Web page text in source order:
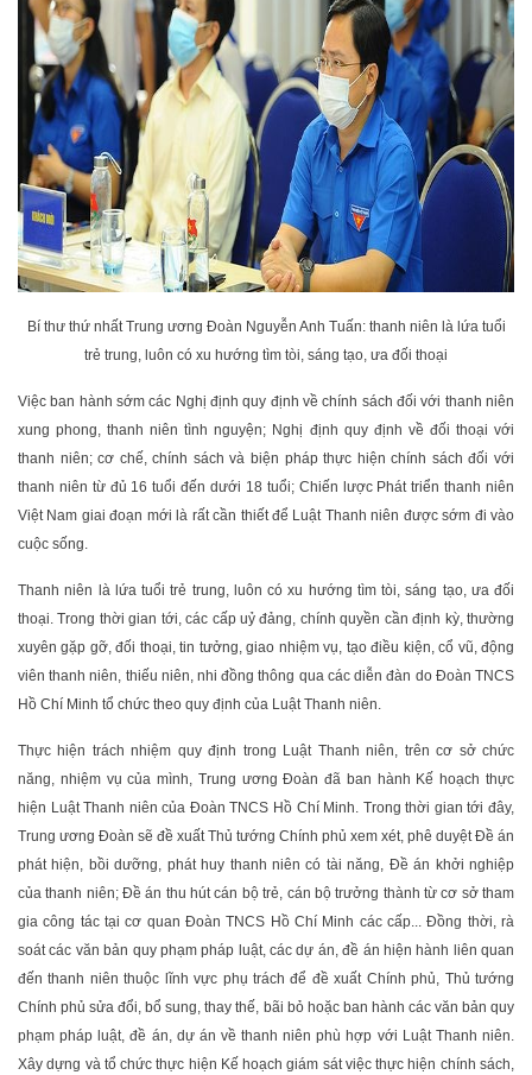
Bí thư thứ nhất Trung ương Đoàn Nguyễn Anh Tuấn: thanh niên là lứa tuổi
trẻ trung, luôn có xu hướng tìm tòi, sáng tạo, ưa đối thoại
Việc ban hành sớm các Nghị định quy định về chính sách đối với thanh niên
xung phong, thanh niên tình nguyện; Nghị định quy định về đối thoại với
thanh niên; cơ chế, chính sách và biện pháp thực hiện chính sách đối với
thanh niên từ đủ 16 tuổi đến dưới 18 tuổi; Chiến lược Phát triển thanh niên
Việt Nam giai đoạn mới là rất cần thiết để Luật Thanh niên được sớm đi vào
cuộc sống.
Thanh niên là lứa tuổi trẻ trung, luôn có xu hướng tìm tòi, sáng tạo, ưa đối
thoại. Trong thời gian tới, các cấp uỷ đảng, chính quyền cần định kỳ, thường
xuyên gặp gỡ, đối thoại, tin tưởng, giao nhiệm vụ, tạo điều kiện, cổ vũ, động
viên thanh niên, thiếu niên, nhi đồng thông qua các diễn đàn do Đoàn TNCS
Hồ Chí Minh tổ chức theo quy định của Luật Thanh niên.
Thực hiện trách nhiệm quy định trong Luật Thanh niên, trên cơ sở chức
năng, nhiệm vụ của mình, Trung ương Đoàn đã ban hành Kế hoạch thực
hiện Luật Thanh niên của Đoàn TNCS Hồ Chí Minh. Trong thời gian tới đây,
Trung ương Đoàn sẽ đề xuất Thủ tướng Chính phủ xem xét, phê duyệt Đề án
phát hiện, bồi dưỡng, phát huy thanh niên có tài năng, Đề án khởi nghiệp
của thanh niên; Đề án thu hút cán bộ trẻ, cán bộ trưởng thành từ cơ sở tham
gia công tác tại cơ quan Đoàn TNCS Hồ Chí Minh các cấp... Đồng thời, rà
soát các văn bản quy phạm pháp luật, các dự án, đề án hiện hành liên quan
đến thanh niên thuộc lĩnh vực phụ trách để đề xuất Chính phủ, Thủ tướng
Chính phủ sửa đổi, bổ sung, thay thế, bãi bỏ hoặc ban hành các văn bản quy
phạm pháp luật, đề án, dự án về thanh niên phù hợp với Luật Thanh niên.
Xây dựng và tổ chức thực hiện Kế hoạch giám sát việc thực hiện chính sách,